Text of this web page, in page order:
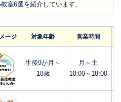
室6選を紹介しています。
ージ 対象年齢 営業時間
生後9か月～
18歳
月～土
10:00～18:00